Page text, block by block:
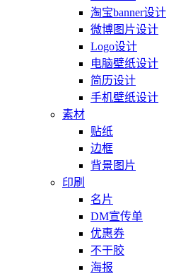
淘宝banner设计
微博图片设计
Logo设计
电脑壁纸设计
简历设计
手机壁纸设计
素材
贴纸
边框
背景图片
印刷
名片
DM宣传单
优惠券
不干胶
海报